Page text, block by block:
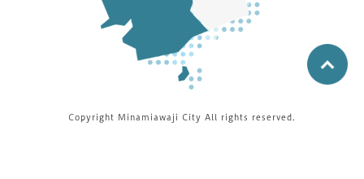
Copyright Minamiawaji City All rights reserved.